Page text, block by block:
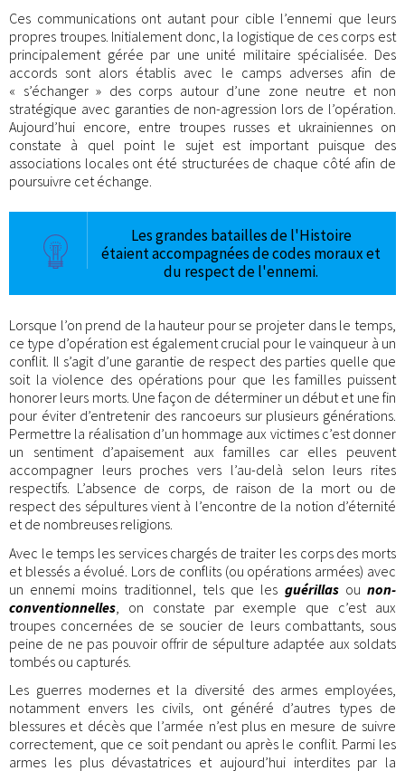
Ces communications ont autant pour cible l’ennemi que leurs
propres troupes. Initialement donc, la logistique de ces corps est
principalement gérée par une unité militaire spécialisée. Des
accords sont alors établis avec le camps adverses afin de
« s’échanger » des corps autour d’une zone neutre et non
stratégique avec garanties de non-agression lors de l’opération.
Aujourd’hui encore, entre troupes russes et ukrainiennes on
constate à quel point le sujet est important puisque des
associations locales ont été structurées de chaque côté afin de
poursuivre cet échange.
Les grandes batailles de l'Histoire
étaient accompagnées de codes moraux et
du respect de l'ennemi.
Lorsque l’on prend de la hauteur pour se projeter dans le temps,
ce type d’opération est également crucial pour le vainqueur à un
conflit. Il s’agit d’une garantie de respect des parties quelle que
soit la violence des opérations pour que les familles puissent
honorer leurs morts. Une façon de déterminer un début et une fin
pour éviter d’entretenir des rancoeurs sur plusieurs générations.
Permettre la réalisation d’un hommage aux victimes c’est donner
un sentiment d’apaisement aux familles car elles peuvent
accompagner leurs proches vers l’au-delà selon leurs rites
respectifs. L’absence de corps, de raison de la mort ou de
respect des sépultures vient à l’encontre de la notion d’éternité
et de nombreuses religions.
Avec le temps les services chargés de traiter les corps des morts
et blessés a évolué. Lors de conflits (ou opérations armées) avec
un ennemi moins traditionnel, tels que les guérillasounon-
conventionnelles , on constate par exemple que c’est aux
troupes concernées de se soucier de leurs combattants, sous
peine de ne pas pouvoir offrir de sépulture adaptée aux soldats
tombés ou capturés.
Les guerres modernes et la diversité des armes employées,
notamment envers les civils, ont généré d’autres types de
blessures et décès que l’armée n’est plus en mesure de suivre
correctement, que ce soit pendant ou après le conflit. Parmi les
armes les plus dévastatrices et aujourd’hui interdites par la